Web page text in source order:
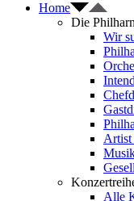
Home
Die
Wir
Artist
Alle